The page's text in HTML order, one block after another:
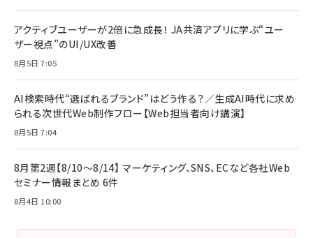
アクティブユーザーが2倍に急成長！ JA共済アプリに学ぶ“ユー
ザー視点”のUI/UX改善
8月5日 7:05
AI検索時代“選ばれるブランド”はどう作る？／生成AI時代に求め
られる次世代Web制作フロー【Web担当者向け講演】
8月5日 7:04
8月第2週【8/10～8/14】 マーケティング、SNS、ECなど各社Web
セミナー情報まとめ 6件
8月4日 10:00